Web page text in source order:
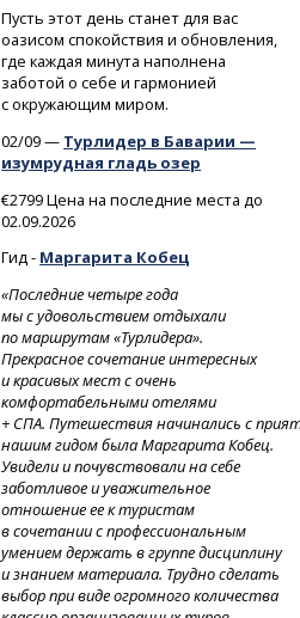
Пусть этот день станет для вас
оазисом спокойствия и обновления,
где каждая минута наполнена
заботой о себе и гармонией
с окружающим миром.
02/09 — Турлидер в Баварии —
изумрудная гладь озер
€2799 Цена на последние места до
02.09.2026
Гид - Маргарита Кобец
«Последние четыре года
мы с удовольствием отдыхали
по маршрутам «Турлидера».
Прекрасное сочетание интересных
и красивых мест с очень
комфортабельными отелями
+ СПА.Путешествияначиналисьс
нашим гидом была Маргарита Кобец.
Увидели и почувствовали на себе
заботливое и уважительное
отношение ее к туристам
в сочетании с профессиональным
умением держать в группе дисциплину
и знанием материала. Трудно сделать
выбор при виде огромного количества